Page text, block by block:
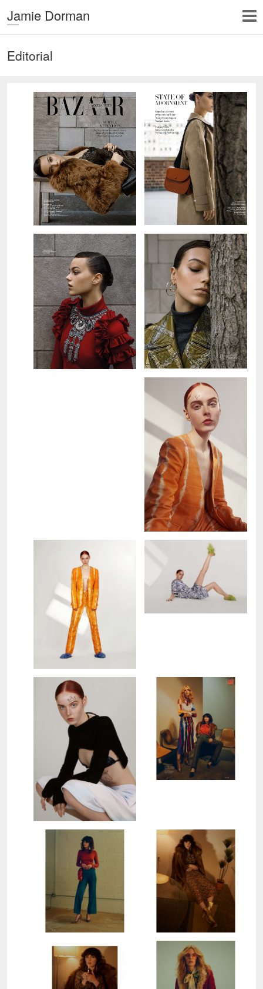
Jamie Dorman
Editorial